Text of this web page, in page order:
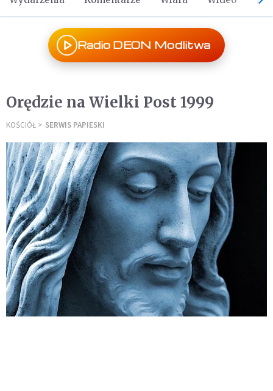
Radio DEON Modlitwa
Orędzie na Wielki Post 1999
KOŚCIÓŁ SERWIS PAPIESKI